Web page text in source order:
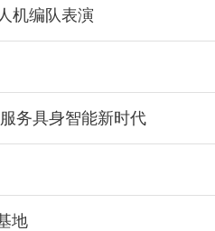
机编队表演
务具身智能新时代
地